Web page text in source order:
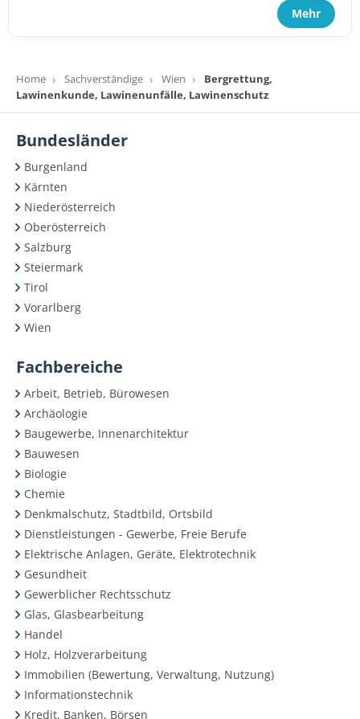
Mehr
Home Sachverständige Wien
Bergrettung,
Lawinenkunde, Lawinenunfälle, Lawinenschutz
Bundesländer
Burgenland
Kärnten
Niederösterreich
Oberösterreich
Salzburg
Steiermark
Tirol
Vorarlberg
Wien
Fachbereiche
Arbeit, Betrieb, Bürowesen
Archäologie
Baugewerbe, Innenarchitektur
Bauwesen
Biologie
Chemie
Denkmalschutz, Stadtbild, Ortsbild
Dienstleistungen - Gewerbe, Freie Berufe
Elektrische Anlagen, Geräte, Elektrotechnik
Gesundheit
Gewerblicher Rechtsschutz
Glas, Glasbearbeitung
Handel
Holz, Holzverarbeitung
Immobilien (Bewertung, Verwaltung, Nutzung)
Informationstechnik
Kredit, Banken, Börsen